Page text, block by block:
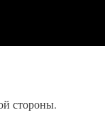
стороны.